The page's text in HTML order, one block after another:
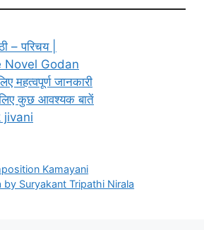
– परिचय |
Novel Godan
महत्वपूर्ण जानकारी
लिए कुछ आवश्यक बातें
jivani
Kamayani
by Suryakant Tripathi Nirala